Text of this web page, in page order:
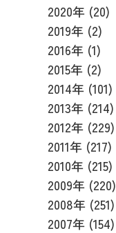
2020年 (20)
2019年 (2)
2016年 (1)
2015年 (2)
2014年 (101)
2013年 (214)
2012年 (229)
2011年 (217)
2010年 (215)
2009年 (220)
2008年 (251)
2007年 (154)